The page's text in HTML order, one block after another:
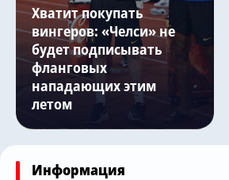
Хватит покупать
вингеров: «Челси» не
будет подписывать
фланговых
нападающих этим
летом
Информация